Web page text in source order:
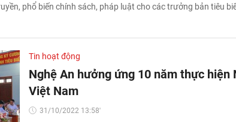
phổ biến chính sách, pháp luật cho các trưởng bản tiêu
Tin hoạt động
Nghệ An hưởng ứng 10 năm thực hiện
Việt Nam
31/10/2022 13:58'